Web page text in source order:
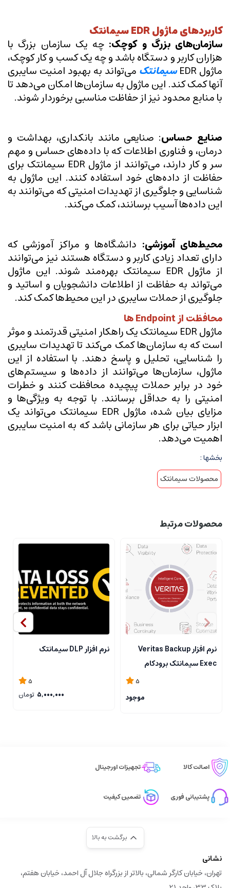
کاربردهای ماژول EDR سیمانتک
سازمان‌های بزرگ و کوچک: چه یک سازمان بزرگ با
هزاران کاربر و دستگاه باشد و چه یک کسب و کار کوچک،
ماژول EDR سیمانتک می‌تواند به بهبود امنیت سایبری
آنها کمک کند. این ماژول به سازمان‌ها امکان می‌دهد تا
با منابع محدود نیز از حفاظت مناسبی برخوردار شوند.
صنایع حساس: صنایعی مانند بانکداری، بهداشت و
درمان، و فناوری اطلاعات که با داده‌های حساس و مهم
سر و کار دارند، می‌توانند از ماژول EDR سیمانتک برای
حفاظت از داده‌های خود استفاده کنند. این ماژول به
شناسایی و جلوگیری از تهدیدات امنیتی که می‌توانند به
این داده‌ها آسیب برسانند، کمک می‌کند.
محیط‌های آموزشی: دانشگاه‌ها و مراکز آموزشی که
دارای تعداد زیادی کاربر و دستگاه هستند نیز می‌توانند
از ماژول EDR سیمانتک بهره‌مند شوند. این ماژول
می‌تواند به حفاظت از اطلاعات دانشجویان و اساتید و
جلوگیری از حملات سایبری در این محیط‌ها کمک کند.
محافظت از Endpoint ها
ماژول EDR سیمانتک یک راهکار امنیتی قدرتمند و موثر
است که به سازمان‌ها کمک می‌کند تا تهدیدات سایبری
را شناسایی، تحلیل و پاسخ دهند. با استفاده از این
ماژول، سازمان‌ها می‌توانند از داده‌ها و سیستم‌های
خود در برابر حملات پیچیده محافظت کنند و خطرات
امنیتی را به حداقل برسانند. با توجه به ویژگی‌ها و
مزایای بیان شده، ماژول EDR سیمانتک می‌تواند یک
ابزار حیاتی برای هر سازمانی باشد که به امنیت سایبری
اهمیت می‌دهد.
بخشها :
محصولات سیمانتک
محصولات مرتبط
نرم افزار Veritas Backup
Exec سیمانتک برودکام
5
موجود
نرم افزار DLP سیمانتک
5
5,000,000 تومان
اصالت کالا تجهیزات اورجینال
پشتیبانی فوری تضمین کیفیت
برگشت به بالا
نشانی
تهران، خیابان کارگر شمالی، بالاتر از بزرگراه جلال آل احمد، خیابان هفتم،